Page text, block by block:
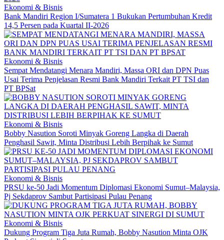
Ekonomi & Bisnis
Bank Mandiri Region I/Sumatera 1 Bukukan Pertumbuhan Kredit
14,5 Persen pada Kuartal II-2026
Ekonomi & Bisnis
Sempat Mendatangi Menara Mandiri, Massa ORI dan DPN Puas
Usai Terima Penjelasan Resmi Bank Mandiri Terkait PT TSI dan
PT BPSat
Ekonomi & Bisnis
Bobby Nasution Soroti Minyak Goreng Langka di Daerah
Penghasil Sawit, Minta Distribusi Lebih Berpihak ke Sumut
Ekonomi & Bisnis
PRSU ke-50 Jadi Momentum Diplomasi Ekonomi Sumut–Malaysia,
Pj Sekdaprov Sambut Partisipasi Pulau Penang
Ekonomi & Bisnis
Dukung Program Tiga Juta Rumah, Bobby Nasution Minta OJK